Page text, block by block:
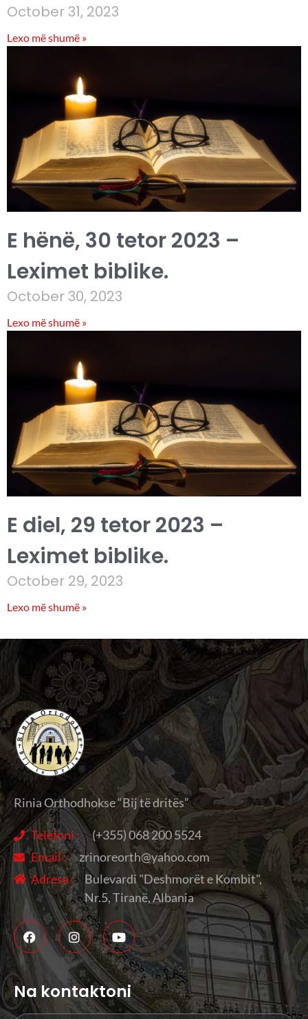
October 31, 2023
Lexo më shumë »
E hënë, 30 tetor 2023 –
Leximet biblike.
October 30, 2023
Lexo më shumë »
E diel, 29 tetor 2023 –
Leximet biblike.
October 29, 2023
Lexo më shumë »
Rinia Orthodhokse “Bij të dritës”
Telefoni :
(+355) 068 200 5524
Email :
zrinoreorth@yahoo.com
Adresa :
Bulevardi "Deshmorët e Kombit",
Nr.5, Tiranë, Albania
Na kontaktoni